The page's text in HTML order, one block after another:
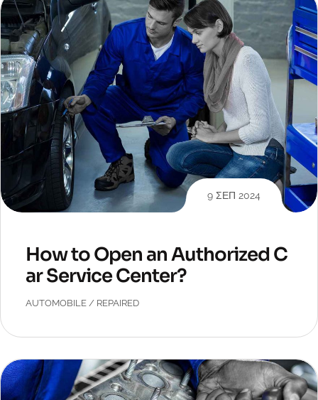
9 ΣΕΠ 2024
How to Open an Authorized C
ar Service Center?
AUTOMOBILE / REPAIRED